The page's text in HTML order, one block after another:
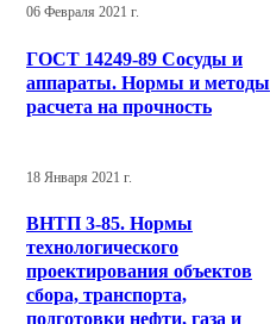
06 Февраля 2021 г.
ГОСТ 14249-89 Сосуды и
аппараты. Нормы и методы
расчета на прочность
18 Января 2021 г.
ВНТП 3-85. Нормы
технологического
проектирования объектов
сбора, транспорта,
подготовки нефти, газа и